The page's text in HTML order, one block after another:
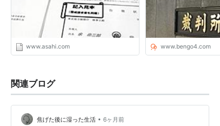
www.asahi.com www.bengo4.com
関連ブログ
焦げた後に湿った生活 • 6ヶ月前